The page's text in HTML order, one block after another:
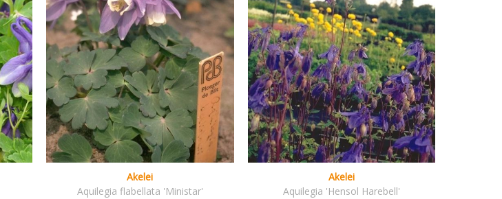
Akelei
Aquilegia flabellata 'Ministar'
Akelei
Aquilegia 'Hensol Harebell'